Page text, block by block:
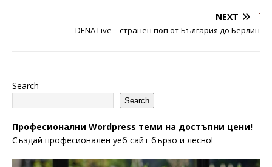
NEXT
DENA Live – странен поп от България до Берлин
Search
Search
Професионални Wordpress теми на достъпни цени! -
Създай професионален уеб сайт бързо и лесно!